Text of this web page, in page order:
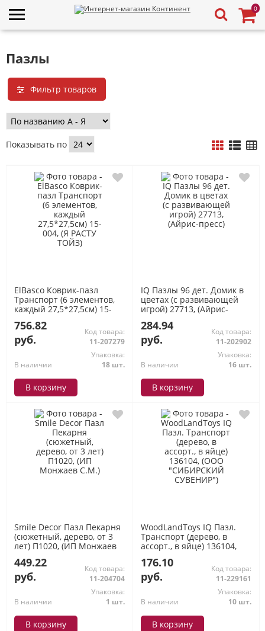
0
Пазлы
Фильтр товаров
Показывать по
ElBasco Коврик-пазл
Транспорт (6 элементов,
каждый 27,5*27,5см) 15-
756.82
руб.
Код товара:
11-207279
В наличии
Упаковка:
18 шт.
В корзину
IQ Пазлы 96 дет. Домик в
цветах (с развивающей
игрой) 27713, (Айрис-
284.94
руб.
Код товара:
11-202902
В наличии
Упаковка:
16 шт.
В корзину
Smile Decor Пазл Пекарня
(сюжетный, дерево, от 3
лет) П1020, (ИП Монжаев
449.22
руб.
Код товара:
11-204704
В наличии
Упаковка:
1 шт.
В корзину
WoodLandToys IQ Пазл.
Транспорт (дерево, в
ассорт., в яйце) 136104,
СУВЕНИР")
176.10
руб.
Код товара:
11-229161
В наличии
Упаковка:
10 шт.
В корзину